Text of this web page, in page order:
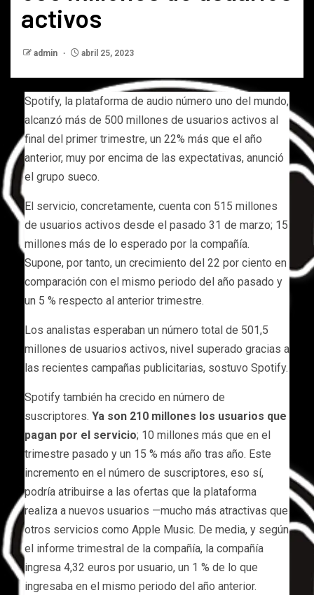
activos
admin abril 25, 2023
Spotify, la plataforma de audio número uno del mundo,
alcanzó más de 500 millones de usuarios activos al
final del primer trimestre, un 22% más que el año
anterior, muy por encima de las expectativas, anunció
el grupo sueco.
El servicio, concretamente, cuenta con 515 millones
de usuarios activos desde el pasado 31 de marzo; 15
millones más de lo esperado por la compañía.
Supone, por tanto, un crecimiento del 22 por ciento en
comparación con el mismo periodo del año pasado y
un 5 % respecto al anterior trimestre.
Los analistas esperaban un número total de 501,5
millones de usuarios activos, nivel superado gracias a
las recientes campañas publicitarias, sostuvo Spotify.
Spotify también ha crecido en número de
suscriptores. Ya son 210 millones los usuarios que
pagan por el servicio; 10 millones más que en el
trimestre pasado y un 15 % más año tras año. Este
incremento en el número de suscriptores, eso sí,
podría atribuirse a las ofertas que la plataforma
realiza a nuevos usuarios —mucho más atractivas que
otros servicios como Apple Music. De media, y según
el informe trimestral de la compañía, la compañía
ingresa 4,32 euros por usuario, un 1 % de lo que
ingresaba en el mismo periodo del año anterior.